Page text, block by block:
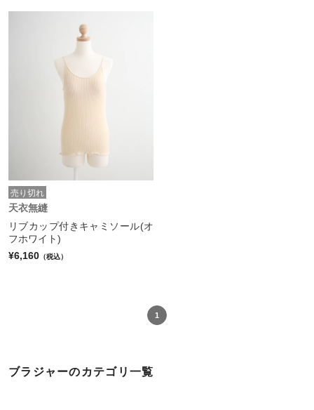
売り切れ
天衣無縫
リブカップ付きキャミソール(オ
フホワイト)
¥6,160 （税込）
1
ブラジャーのカテゴリ一覧